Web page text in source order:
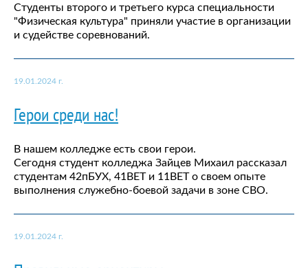
Студенты второго и третьего курса специальности
"Физическая культура" приняли участие в организации
и судействе соревнований.
19.01.2024 г.
Герои среди нас!
В нашем колледже есть свои герои.
Сегодня студент колледжа Зайцев Михаил рассказал
студентам 42пБУХ, 41ВЕТ и 11ВЕТ о своем опыте
выполнения служебно-боевой задачи в зоне СВО.
19.01.2024 г.